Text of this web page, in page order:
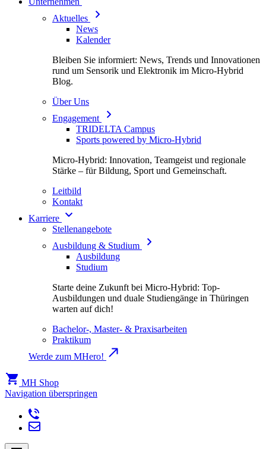
Aktuelles
News
Kalender
Bleiben Sie informiert: News, Trends und Innovationen
rund um Sensorik und Elektronik im Micro-Hybrid
Blog.
Über Uns
Engagement
TRIDELTA Campus
Sports powered by Micro-Hybrid
Micro-Hybrid: Innovation, Teamgeist und regionale
Stärke – für Bildung, Sport und Gemeinschaft.
Leitbild
Kontakt
Karriere
Stellenangebote
Ausbildung & Studium
Ausbildung
Studium
Starte deine Zukunft bei Micro-Hybrid: Top-
Ausbildungen und duale Studiengänge in Thüringen
warten auf dich!
Bachelor-, Master- & Praxisarbeiten
Praktikum
Werde zum MHero!
MH Shop
Navigation überspringen